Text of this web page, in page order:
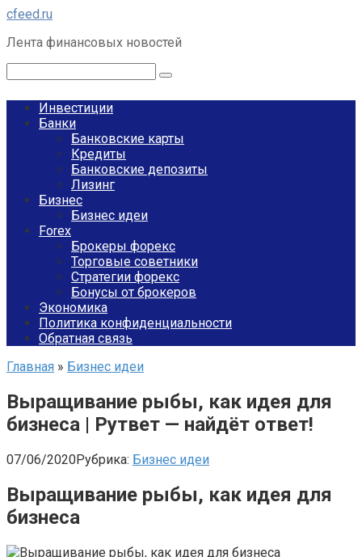
Перейти
контенту
cfeed.ru
Лента финансовых новостей
Инвестиции
Банки
Банковские карты
Кредиты
Банковские депозиты
Лизинг
Бизнес
Бизнес идеи
Forex
Брокеры форекс
Торговые советники
Стратегии форекс
Бонусы от брокеров
Экономика
Политика конфиденциальности
Обратная связь
Главная » Бизнес идеи
Выращивание рыбы, как идея для
бизнеса | Рутвет — найдёт ответ!
07/06/2020Рубрика: Бизнес идеи
Выращивание рыбы, как идея для
бизнеса